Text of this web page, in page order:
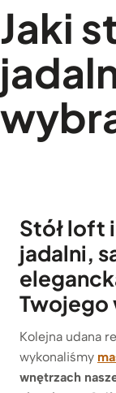
Jaki
Stół loft
jadalni,
Twojego
Kolejna udana
wykonaliśmy
wnętrzach